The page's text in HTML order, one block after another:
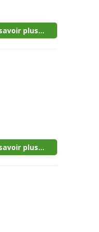
plus...
plus...